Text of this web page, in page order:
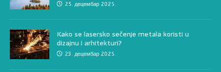
25. децембар 2025.
Kako se lasersko sečenje metala koristi u
dizajnu i arhitekturi?
23. децембар 2025.